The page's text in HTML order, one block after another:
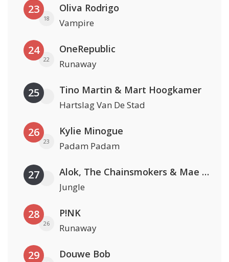
23
18
Oliva Rodrigo
Vampire
24
22
OneRepublic
Runaway
25 Tino Martin & Mart Hoogkamer
Hartslag Van De Stad
26
23
Kylie Minogue
Padam Padam
27 Alok, The Chainsmokers & Mae Stephens
Jungle
28
26
P!NK
Runaway
29 Douwe Bob